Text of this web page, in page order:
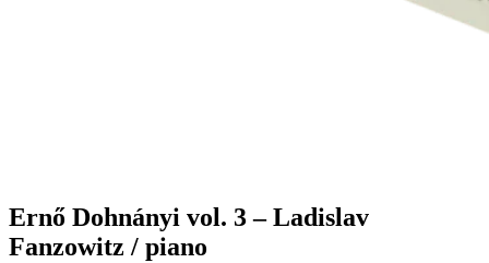
Ernő Dohnányi vol. 3 – Ladislav
Fanzowitz / piano